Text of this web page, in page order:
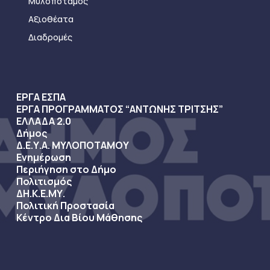
Αξιοθέατα
Διαδρομές
ΕΡΓΑ ΕΣΠΑ
ΕΡΓΑ ΠΡΟΓΡΑΜΜΑΤΟΣ “ΑΝΤΩΝΗΣ ΤΡΙΤΣΗΣ”
ΕΛΛΑΔΑ 2.0
Δήμος
Δ.Ε.Υ.Α. ΜΥΛΟΠΟΤΑΜΟΥ
Ενημέρωση
Περιήγηση στο Δήμο
Πολιτισμός
ΔΗ.Κ.Ε.ΜΥ.
Πολιτική Προστασία
Κέντρο Δια Βίου Μάθησης